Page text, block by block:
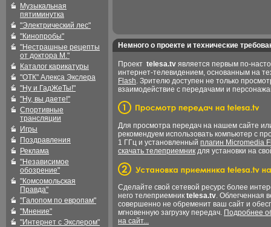
Музыкальная
пятиминутка
"Электрический лес"
"Кинопробы"
"Нестрашные рецепты
от доктора М."
Каталог карикатуры
"ОТК" Алекса Экслера
"Ну и ГадЖеТы!"
"Ну, вы даете!"
Спортивные
трансляции
Игры
Поздравления
Реклама
"Независимое
обозрение"
"Комсомольская
Правда"
"Галопом по европам"
"Мнение"
"Интернет с Экслером"
Немного о проекте и технические
Проект telesa.tv является первым по-
интернет-телевидением, основанным на
Flash. Зрителю доступен не только
взаимодействие с передачами и
Для просмотра передач на нашем сайте
рекомендуем использовать компьютер с
1 ГГц и установленный плагин Micromedia
скачать телеприемник для установки на
Сделайте свой сетевой ресурс более
него телеприемник telesa.tv. Облегченная
совершенно не обременит ваш сайт и
мгновенную загрузку передач. Подробнее
на сайт...